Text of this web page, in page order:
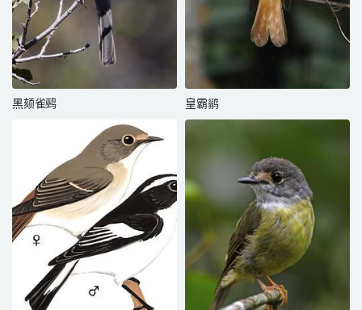
黑颏雀鹀 皇霸鹟